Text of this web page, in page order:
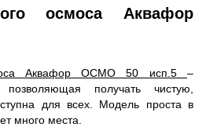
осмоса Аквафор
Аквафор ОСМО 50 исп.5 –
получать чистую,
для всех. Модель проста в
много места.